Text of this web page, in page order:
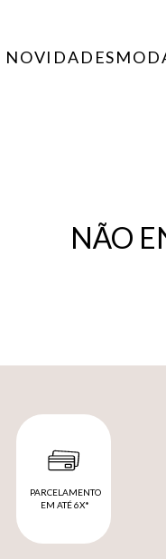
NOVIDADES
NÃO
PARCELAMENTO
EM ATÉ 6X*